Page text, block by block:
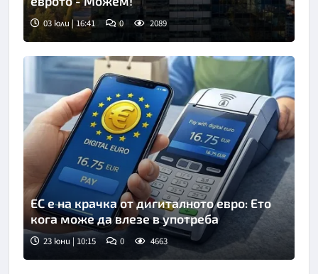
03 юли | 16:41 0 2089
ЕС е на крачка от дигиталното евро: Ето
кога може да влезе в употреба
23 юни | 10:15 0 4663